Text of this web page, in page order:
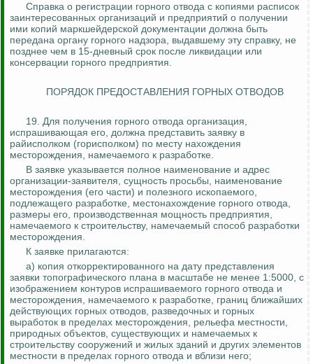
Справка о регистрации горного отвода с копиями расписок
заинтересованных организаций и предприятий о получении
ими копий маркшейдерской документации должна быть
передана органу горного надзора, выдавшему эту справку, не
позднее чем в 15-дневный срок после ликвидации или
консервации горного предприятия.
ПОРЯДОК ПРЕДОСТАВЛЕНИЯ ГОРНЫХ ОТВОДОВ
19. Для получения горного отвода организация,
испрашивающая его, должна представить заявку в
райисполком (горисполком) по месту нахождения
месторождения, намечаемого к разработке.
В заявке указывается полное наименование и адрес
организации-заявителя, сущность просьбы, наименование
месторождения (его части) и полезного ископаемого,
подлежащего разработке, местонахождение горного отвода,
размеры его, производственная мощность предприятия,
намечаемого к строительству, намечаемый способ разработки
месторождения.
К заявке прилагаются:
а) копия откорректированного на дату представления
заявки топографического плана в масштабе не менее 1:5000, с
изображением контуров испрашиваемого горного отвода и
месторождения, намечаемого к разработке, границ ближайших
действующих горных отводов, разведочных и горных
выработок в пределах месторождения, рельефа местности,
природных объектов, существующих и намечаемых к
строительству сооружений и жилых зданий и других элементов
местности в пределах горного отвода и вблизи него;